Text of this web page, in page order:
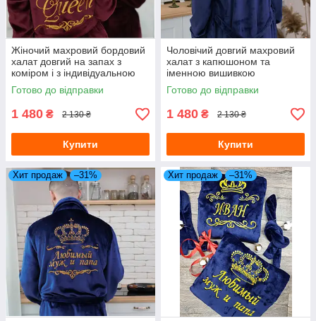
Жіночий махровий бордовий
халат довгий на запах з
коміром і з індивідуальною
вишивкою
Готово до відправки
1 480 ₴ 2 130 ₴
Купити
Чоловічий довгий махровий
халат з капюшоном та
іменною вишивкою
Готово до відправки
1 480 ₴ 2 130 ₴
Купити
Хит продаж –31% Хит продаж –31%